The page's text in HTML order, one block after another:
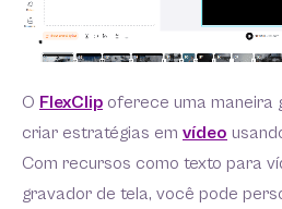
O FlexClip oferece uma maneira
criar estratégias em vídeo
Com recursos como texto para
gravador de tela, você pode